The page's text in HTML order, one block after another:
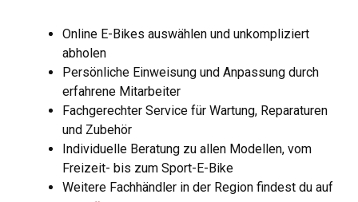
Online E-Bikes auswählen und unkompliziert
abholen
Persönliche Einweisung und Anpassung durch
erfahrene Mitarbeiter
Fachgerechter Service für Wartung, Reparaturen
und Zubehör
Individuelle Beratung zu allen Modellen, vom
Freizeit- bis zum Sport-E-Bike
Weitere Fachhändler in der Region findest du auf